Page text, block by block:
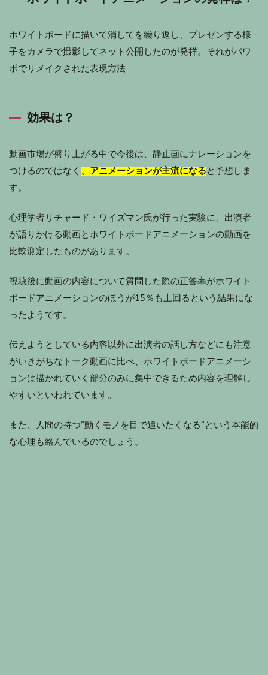
ホワイトボードに描いて消してを繰り返し、プレゼンする様
子をカメラで撮影してネット公開したのが発祥。それがパワ
ポでリメイクされた表現方法
効果は？
動画市場が盛り上がる中で今後は、静止画にナレーションを
つけるのではなく 、アニメーションが主流になる と予想しま
す。
心理学者リチャード・ワイズマン氏が行った実験に、出演者
が語りかける動画とホワイトボードアニメーションの動画を
比較測定したものがあります。
視聴後に動画の内容について質問した際の正答率がホワイト
ボードアニメーションのほうが15％も上回るという結果にな
ったようです。
伝えようとしている内容以外に出演者の話し方などにも注意
がいきがちなトーク動画に比べ、ホワイトボードアニメーシ
ョンは描かれていく部分のみに集中できるため内容を理解し
やすいといわれています。
また、人間の持つ”動くモノを目で追いたくなる”という本能的
な心理も絡んでいるのでしょう。